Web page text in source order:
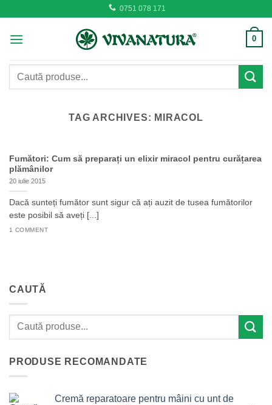
content
0751 078 171
0
Caută
TAG ARCHIVES: MIRACOL
Fumători: Cum să preparați un elixir miracol pentru curățarea
plămânilor
20 iulie 2015
Dacă sunteți fumător sunt sigur că ați auzit de tusea fumătorilor
este posibil să aveți [...]
1 COMMENT
CAUTĂ
PRODUSE RECOMANDATE
Cremă reparatoare pentru mâini cu unt de